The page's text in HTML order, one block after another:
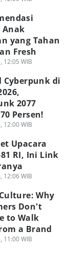
Anak
yang Tahan
Fresh
12:05 WIB
Cyberpunk di
2077
Persen!
12:00 WIB
Upacara
81 RI, Ini Link
12:06 WIB
Why
Don't
to Walk
a Brand
11:00 WIB